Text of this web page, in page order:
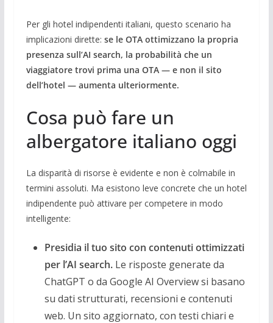
Per gli hotel indipendenti italiani, questo scenario ha
implicazioni dirette: se le OTA ottimizzano la propria
presenza sull’AI search, la probabilità che un
viaggiatore trovi prima una OTA — e non il sito
dell’hotel — aumenta ulteriormente.
Cosa può fare un
albergatore italiano oggi
La disparità di risorse è evidente e non è colmabile in
termini assoluti. Ma esistono leve concrete che un hotel
indipendente può attivare per competere in modo
intelligente:
Presidia il tuo sito con contenuti ottimizzati
per l’AI search.Le risposte generate da
ChatGPT o da Google AI Overview si basano
su dati strutturati, recensioni e contenuti
web. Un sito aggiornato, con testi chiari e